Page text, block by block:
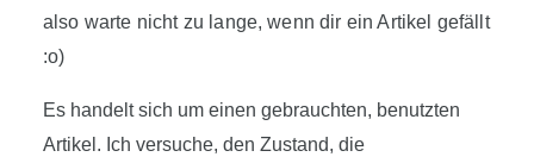
also warte nicht zu lange, wenn dir ein Artikel gefällt
:o)
Es handelt sich um einen gebrauchten, benutzten
Artikel. Ich versuche, den Zustand, die